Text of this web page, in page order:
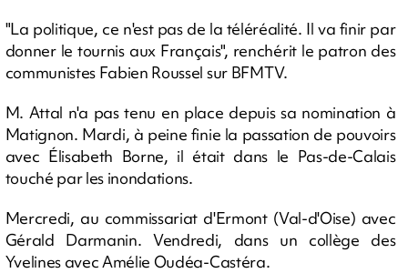
"La politique, ce n'est pas de la téléréalité. Il va finir par
donner le tournis aux Français", renchérit le patron des
communistes Fabien Roussel sur BFMTV.
M. Attal n'a pas tenu en place depuis sa nomination à
Matignon. Mardi, à peine finie la passation de pouvoirs
avec Élisabeth Borne, il était dans le Pas-de-Calais
touché par les inondations.
Mercredi, au commissariat d'Ermont (Val-d'Oise) avec
Gérald Darmanin. Vendredi, dans un collège des
Yvelines avec Amélie Oudéa-Castéra.